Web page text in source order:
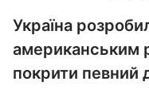
Україна
американським
покрити певний